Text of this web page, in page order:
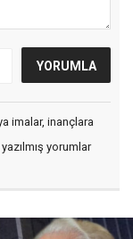
imalar, inançlara
yorumlar